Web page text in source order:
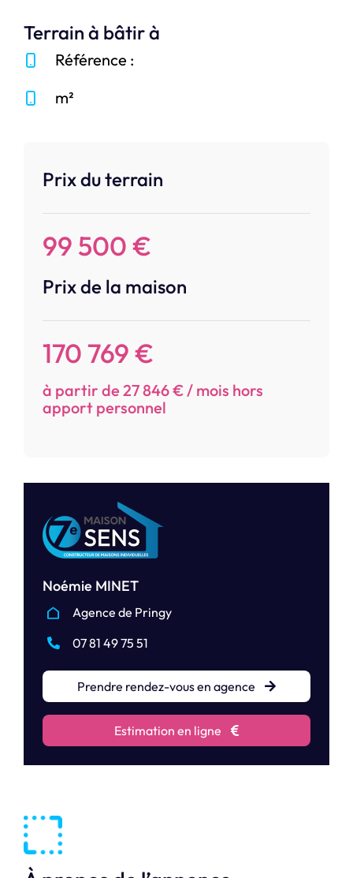
Prix du terrain
99 500 €
Prix de la maison
170 769 €
à partir de 27 846 € / mois hors
apport personnel
Noémie MINET
Agence de Pringy
07 81 49 75 51
Prendre rendez-vous en agence
Estimation en ligne
Terrain à bâtir à
Référence :
m²